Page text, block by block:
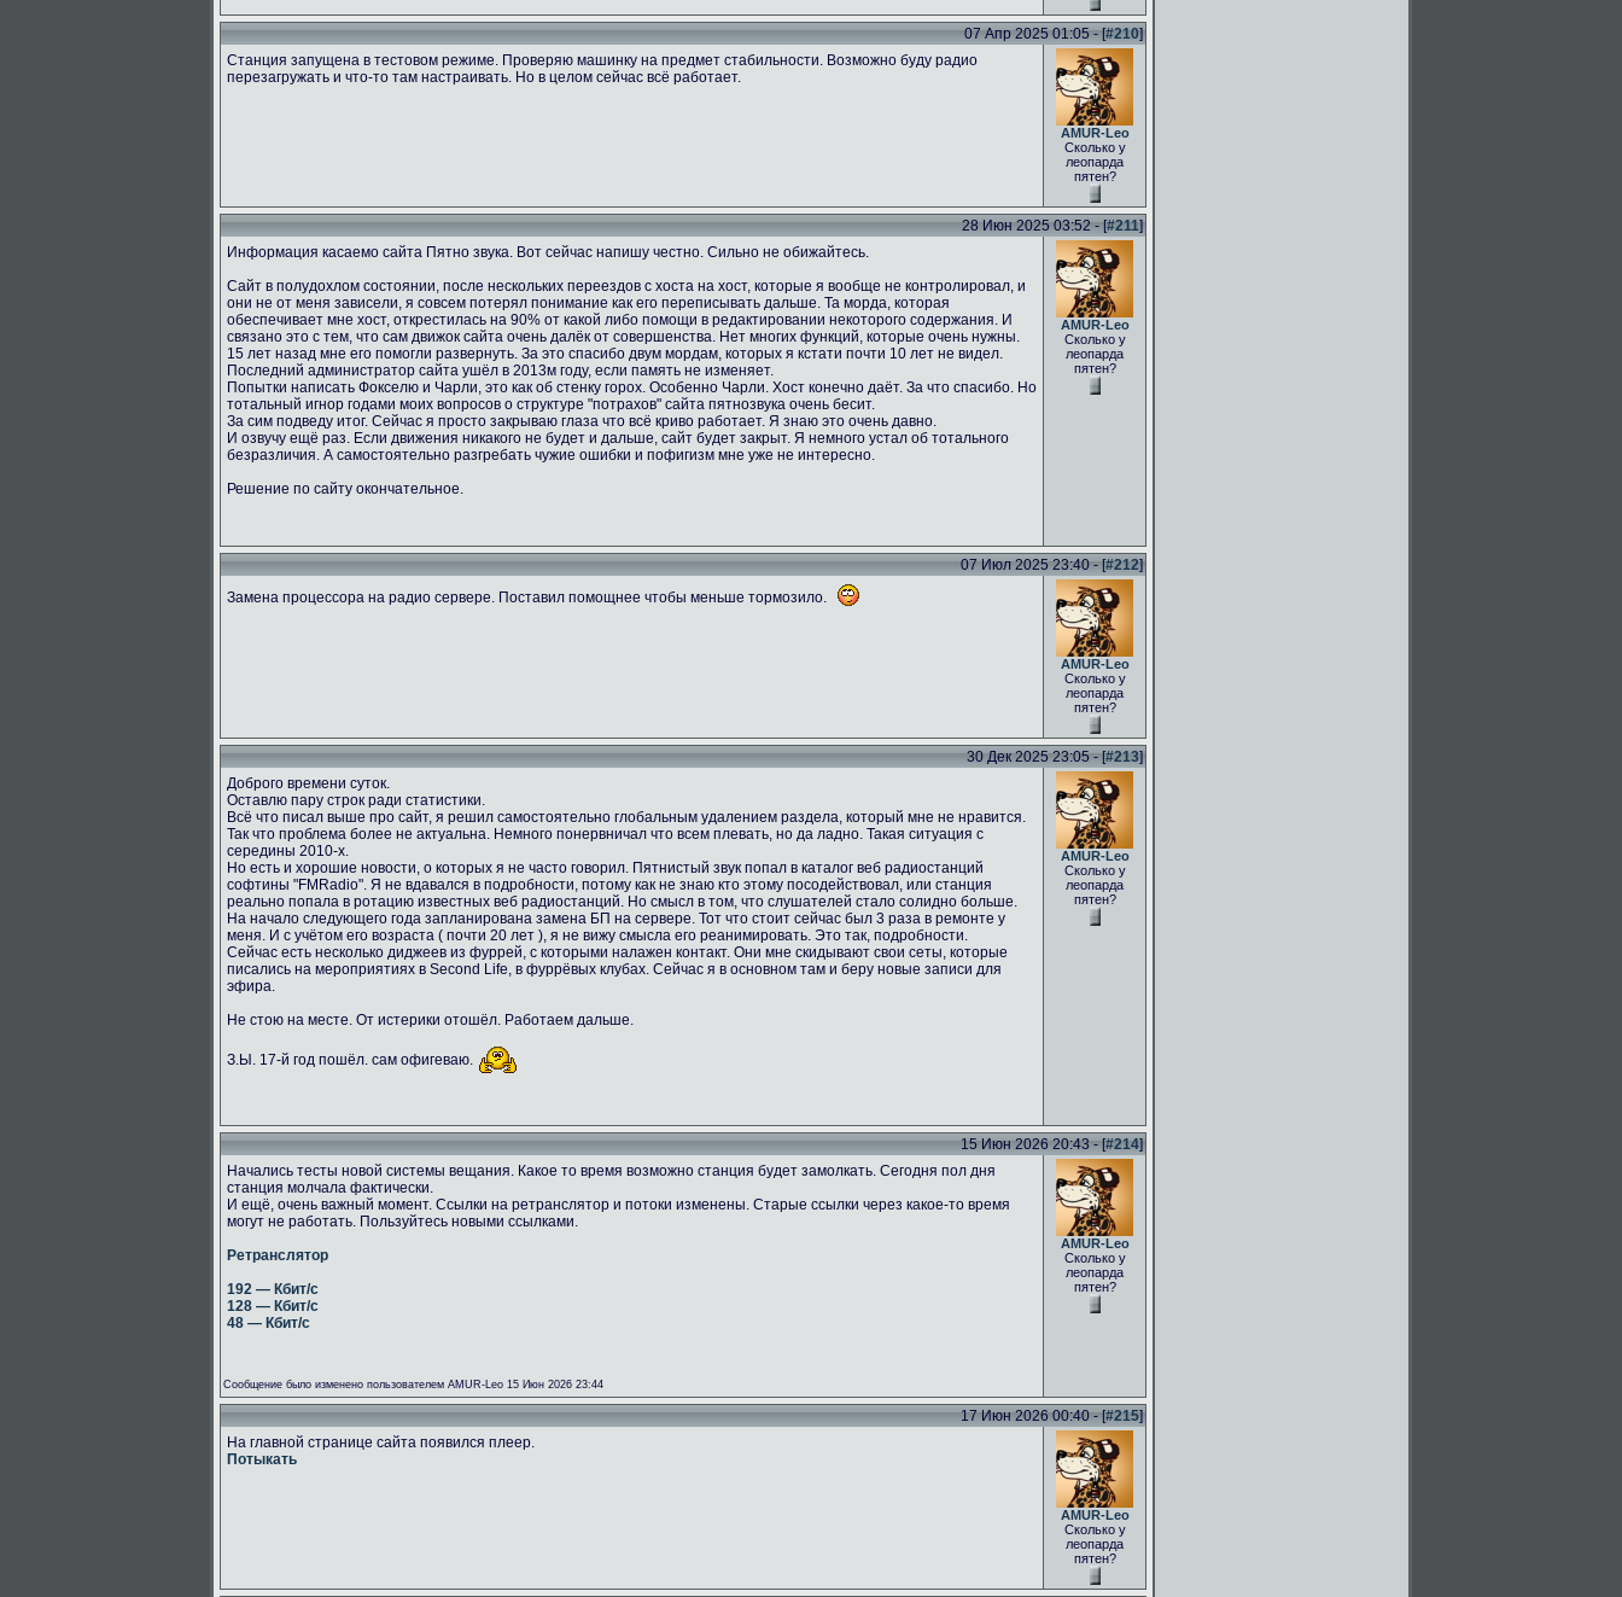
07 Апр 2025 01:05 - [#210]
Станция запущена в тестовом режиме. Проверяю машинку на предмет стабильности. Возможно буду радио
перезагружать и что-то там настраивать. Но в целом сейчас всё работает.
AMUR-Leo
Сколько у
леопарда
пятен?
28 Июн 2025 03:52 - [#211]
Информация касаемо сайта Пятно звука. Вот сейчас напишу честно. Сильно не обижайтесь.
Сайт в полудохлом состоянии, после нескольких переездов с хоста на хост, которые я вообще не контролировал, и
они не от меня зависели, я совсем потерял понимание как его переписывать дальше. Та морда, которая
обеспечивает мне хост, открестилась на 90% от какой либо помощи в редактировании некоторого содержания. И
связано это с тем, что сам движок сайта очень далёк от совершенства. Нет многих функций, которые очень нужны.
15 лет назад мне его помогли развернуть. За это спасибо двум мордам, которых я кстати почти 10 лет не видел.
Последний администратор сайта ушёл в 2013м году, если память не изменяет.
Попытки написать Фокселю и Чарли, это как об стенку горох. Особенно Чарли. Хост конечно даёт. За что спасибо. Но
тотальный игнор годами моих вопросов о структуре "потрахов" сайта пятнозвука очень бесит.
За сим подведу итог. Сейчас я просто закрываю глаза что всё криво работает. Я знаю это очень давно.
И озвучу ещё раз. Если движения никакого не будет и дальше, сайт будет закрыт. Я немного устал об тотального
безразличия. А самостоятельно разгребать чужие ошибки и пофигизм мне уже не интересно.
Решение по сайту окончательное.
AMUR-Leo
Сколько у
леопарда
пятен?
07 Июл 2025 23:40 - [#212]
Замена процессора на радио сервере. Поставил помощнее чтобы меньше тормозило.
AMUR-Leo
Сколько у
леопарда
пятен?
30 Дек 2025 23:05 - [#213]
Доброго времени суток.
Оставлю пару строк ради статистики.
Всё что писал выше про сайт, я решил самостоятельно глобальным удалением раздела, который мне не нравится.
Так что проблема более не актуальна. Немного понервничал что всем плевать, но да ладно. Такая ситуация с
середины 2010-х.
Но есть и хорошие новости, о которых я не часто говорил. Пятнистый звук попал в каталог веб радиостанций
софтины "FMRadio". Я не вдавался в подробности, потому как не знаю кто этому посодействовал, или станция
реально попала в ротацию известных веб радиостанций. Но смысл в том, что слушателей стало солидно больше.
На начало следующего года запланирована замена БП на сервере. Тот что стоит сейчас был 3 раза в ремонте у
меня. И с учётом его возраста ( почти 20 лет ), я не вижу смысла его реанимировать. Это так, подробности.
Сейчас есть несколько диджеев из фуррей, с которыми налажен контакт. Они мне скидывают свои сеты, которые
писались на мероприятиях в Second Life, в фуррёвых клубах. Сейчас я в основном там и беру новые записи для
эфира.
Не стою на месте. От истерики отошёл. Работаем дальше.
З.Ы. 17-й год пошёл. сам офигеваю.
AMUR-Leo
Сколько у
леопарда
пятен?
15 Июн 2026 20:43 - [#214]
Начались тесты новой системы вещания. Какое то время возможно станция будет замолкать. Сегодня пол дня
станция молчала фактически.
И ещё, очень важный момент. Ссылки на ретранслятор и потоки изменены. Старые ссылки через какое-то время
могут не работать. Пользуйтесь новыми ссылками.
Ретранслятор
192 — Кбит/с
128 — Кбит/с
48 — Кбит/с
Сообщение было изменено пользователем AMUR-Leo 15 Июн 2026 23:44
AMUR-Leo
Сколько у
леопарда
пятен?
17 Июн 2026 00:40 - [#215]
На главной странице сайта появился плеер.
Потыкать
AMUR-Leo
Сколько у
леопарда
пятен?